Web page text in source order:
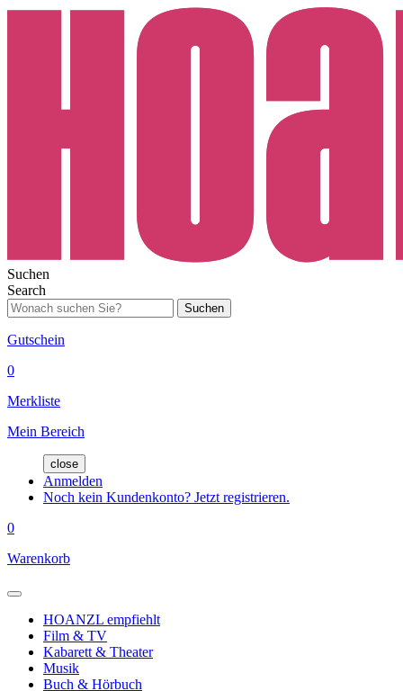
Suchen
Search
Suchen
Gutschein
0
Merkliste
Mein Bereich
close
Anmelden
Noch kein Kundenkonto? Jetzt registrieren.
0
Warenkorb
HOANZL empfiehlt
Film & TV
Kabarett & Theater
Musik
Buch & Hörbuch